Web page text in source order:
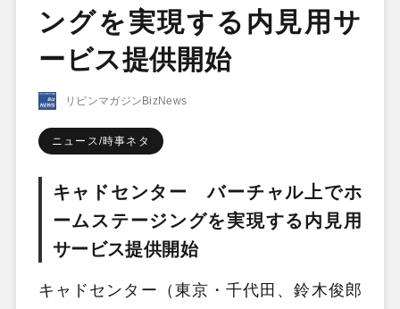
ングを実現する内見用サ
ービス提供開始
リビンマガジンBizNews
ニュース/時事ネタ
キャドセンター バーチャル上でホ
ームステージングを実現する内見用
サービス提供開始
キャドセンター（東京・千代田、鈴木俊郎